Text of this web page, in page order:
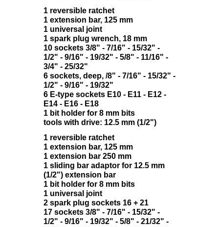
1 reversible ratchet
1 extension bar, 125 mm
1 universal joint
1 spark plug wrench, 18 mm
10 sockets 3/8" - 7/16" - 15/32" -
1/2" - 9/16" - 19/32" - 5/8" - 11/16" -
3/4" - 25/32"
6 sockets, deep, /8" - 7/16" - 15/32" -
1/2" - 9/16" - 19/32"
6 E-type sockets E10 - E11 - E12 -
E14 - E16 - E18
1 bit holder for 8 mm bits
tools with drive: 12.5 mm (1/2")
1 reversible ratchet
1 extension bar, 125 mm
1 extension bar 250 mm
1 sliding bar adaptor for 12.5 mm
(1/2") extension bar
1 bit holder for 8 mm bits
1 universal joint
2 spark plug sockets 16 + 21
17 sockets 3/8" - 7/16" - 15/32" -
1/2" - 9/16" - 19/32" - 5/8" - 21/32" -